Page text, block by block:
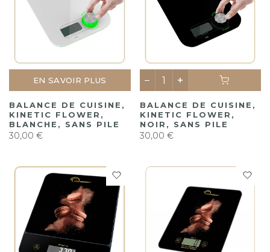
EN SAVOIR PLUS
BALANCE DE CUISINE,
KINETIC FLOWER,
BLANCHE, SANS PILE
30,00 €
BALANCE DE CUISINE,
KINETIC FLOWER,
NOIR, SANS PILE
30,00 €